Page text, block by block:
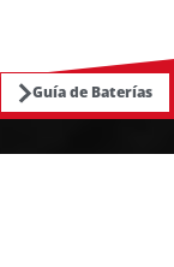
Guía de Baterías